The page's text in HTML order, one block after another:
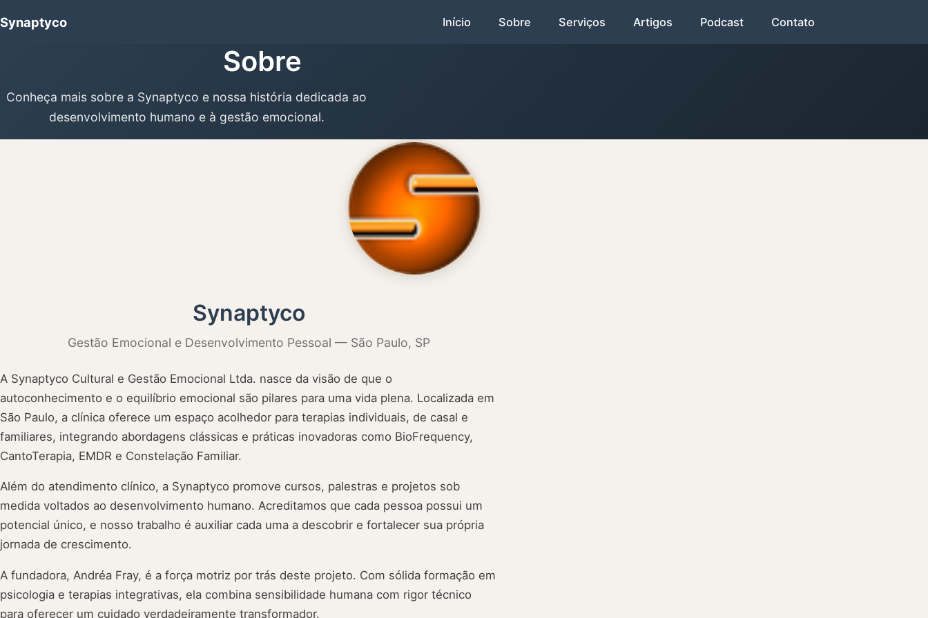
Synaptyco Início Sobre Serviços Artigos Podcast Contato
Sobre
Conheça mais sobre a Synaptyco e nossa história dedicada ao
desenvolvimento humano e à gestão emocional.
Synaptyco
Gestão Emocional e Desenvolvimento Pessoal — São Paulo, SP
A Synaptyco Cultural e Gestão Emocional Ltda. nasce da visão de que o
autoconhecimento e o equilíbrio emocional são pilares para uma vida plena. Localizada em
São Paulo, a clínica oferece um espaço acolhedor para terapias individuais, de casal e
familiares, integrando abordagens clássicas e práticas inovadoras como BioFrequency,
CantoTerapia, EMDR e Constelação Familiar.
Além do atendimento clínico, a Synaptyco promove cursos, palestras e projetos sob
medida voltados ao desenvolvimento humano. Acreditamos que cada pessoa possui um
potencial único, e nosso trabalho é auxiliar cada uma a descobrir e fortalecer sua própria
jornada de crescimento.
A fundadora, Andréa Fray, é a força motriz por trás deste projeto. Com sólida formação em
psicologia e terapias integrativas, ela combina sensibilidade humana com rigor técnico
para oferecer um cuidado verdadeiramente transformador.